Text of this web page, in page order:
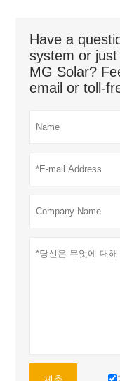
Have a
system or
MG Solar?
email or toll-